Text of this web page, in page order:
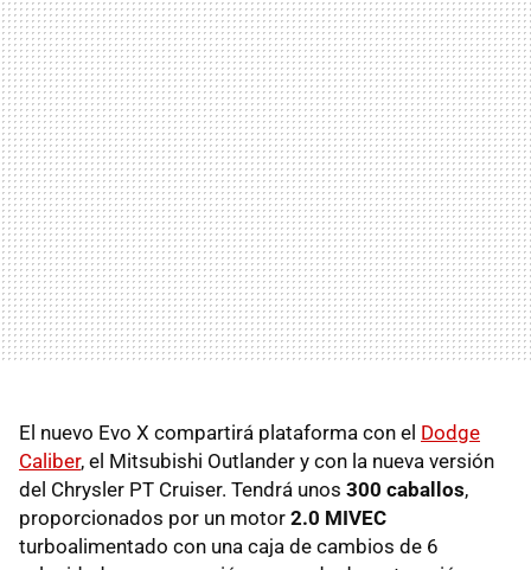
El nuevo Evo X compartirá plataforma con el Dodge
Caliber, el Mitsubishi Outlander y con la nueva versión
del Chrysler PT Cruiser. Tendrá unos 300 caballos,
proporcionados por un motor 2.0 MIVEC
turboalimentado con una caja de cambios de 6